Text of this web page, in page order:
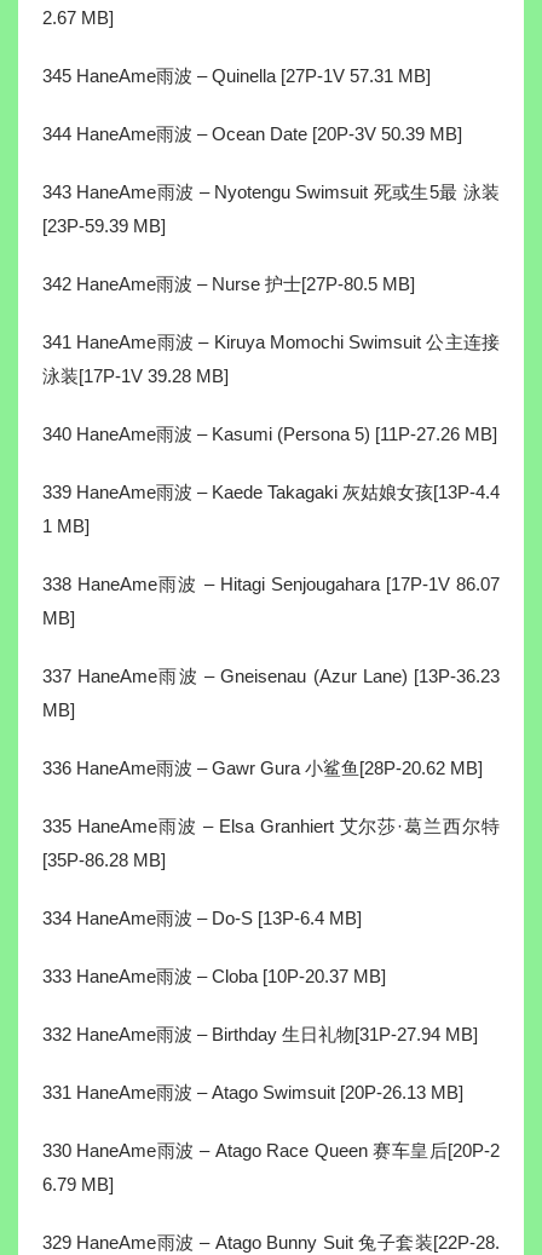
2.67 MB]
345 HaneAme雨波 – Quinella [27P-1V 57.31 MB]
344 HaneAme雨波 – Ocean Date [20P-3V 50.39 MB]
343 HaneAme雨波 – Nyotengu Swimsuit 死或生5最 泳装
[23P-59.39 MB]
342 HaneAme雨波 – Nurse 护士[27P-80.5 MB]
341 HaneAme雨波 – Kiruya Momochi Swimsuit 公主连接
泳装[17P-1V 39.28 MB]
340 HaneAme雨波 – Kasumi (Persona 5) [11P-27.26 MB]
339 HaneAme雨波 – Kaede Takagaki 灰姑娘女孩[13P-4.4
1 MB]
338 HaneAme雨波 – Hitagi Senjougahara [17P-1V 86.07
MB]
337 HaneAme雨波 – Gneisenau (Azur Lane) [13P-36.23
MB]
336 HaneAme雨波 – Gawr Gura 小鲨鱼[28P-20.62 MB]
335 HaneAme雨波 – Elsa Granhiert 艾尔莎·葛兰西尔特
[35P-86.28 MB]
334 HaneAme雨波 – Do-S [13P-6.4 MB]
333 HaneAme雨波 – Cloba [10P-20.37 MB]
332 HaneAme雨波 – Birthday 生日礼物[31P-27.94 MB]
331 HaneAme雨波 – Atago Swimsuit [20P-26.13 MB]
330 HaneAme雨波 – Atago Race Queen 赛车皇后[20P-2
6.79 MB]
329 HaneAme雨波 – Atago Bunny Suit 兔子套装[22P-28.